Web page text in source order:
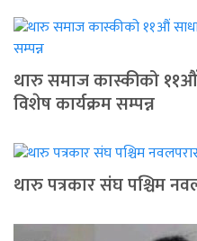
थारु समाज कास्कीको
विशेष कार्यक्रम सम्पन्न
थारु पत्रकार संघ पश्चिम